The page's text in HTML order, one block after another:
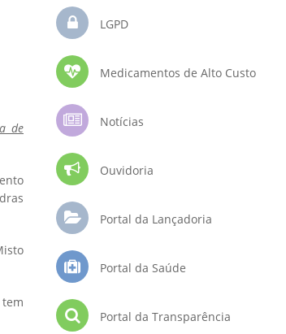
de
LGPD
Medicamentos de Alto Custo
Notícias
Ouvidoria
Portal da Lançadoria
Portal da Saúde
Portal da Transparência